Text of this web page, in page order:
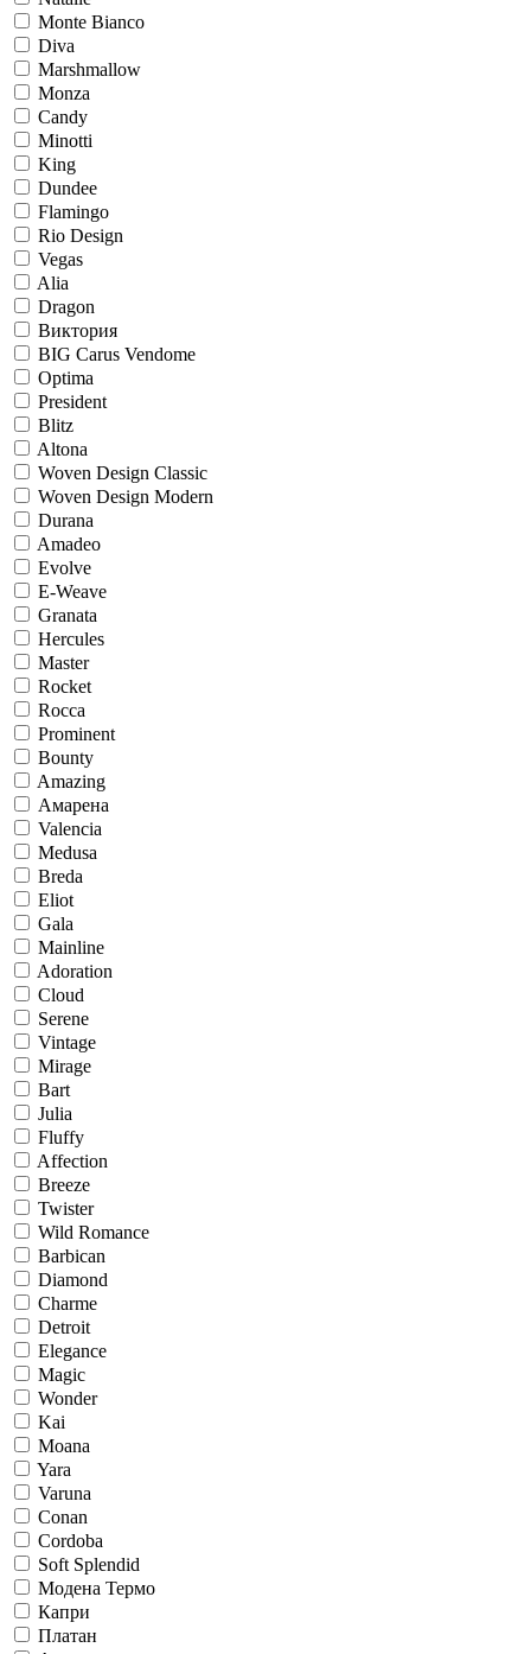
Monte Bianco
Diva
Marshmallow
Monza
Candy
Minotti
King
Dundee
Flamingo
Rio Design
Vegas
Alia
Dragon
Виктория
BIG Carus Vendome
Optima
President
Blitz
Altona
Woven Design Classic
Woven Design Modern
Durana
Amadeo
Evolve
E-Weave
Granata
Hercules
Master
Rocket
Rocca
Prominent
Bounty
Amazing
Амарена
Valencia
Medusa
Breda
Eliot
Gala
Mainline
Adoration
Cloud
Serene
Vintage
Mirage
Bart
Julia
Fluffy
Affection
Breeze
Twister
Wild Romance
Barbican
Diamond
Charme
Detroit
Elegance
Magic
Wonder
Kai
Moana
Yara
Varuna
Conan
Cordoba
Soft Splendid
Модена Термо
Капри
Платан